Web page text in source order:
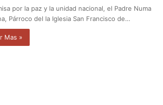
por la paz y la unidad nacional, el Padre Numa
Párroco del la Iglesia San Francisco de…
Mas »